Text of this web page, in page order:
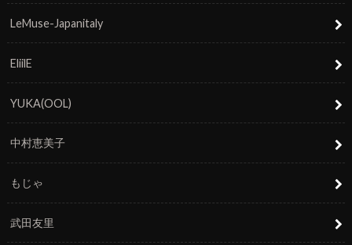
LeMuse-Japanitaly
EliilE
YUKA(OOL)
中村恵美子
もじゃ
武田友里